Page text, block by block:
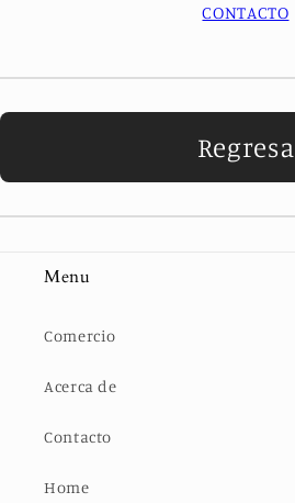
CONTACTO
Regresa
Menu
Comercio
Acerca de
Contacto
Home